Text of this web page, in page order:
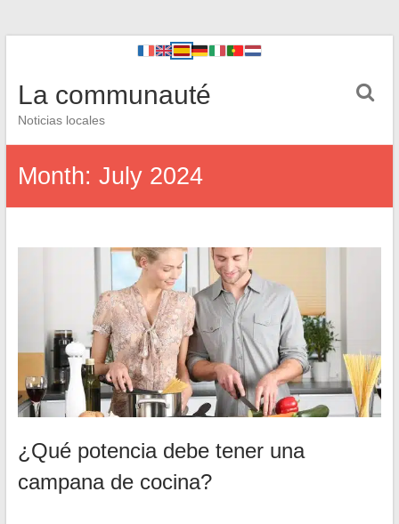
La communauté
Noticias locales
Month: July 2024
¿Qué potencia debe tener una
campana de cocina?